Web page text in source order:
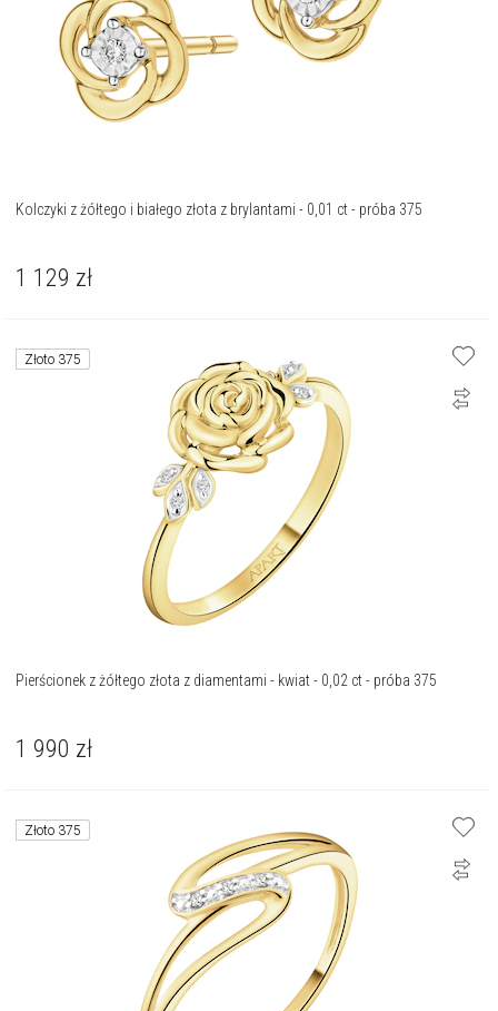
Kolczyki z żółtego i białego złota z brylantami - 0,01 ct - próba 375
1 129 zł
Złoto 375
Pierścionek z żółtego złota z diamentami - kwiat - 0,02 ct - próba 375
1 990 zł
Złoto 375